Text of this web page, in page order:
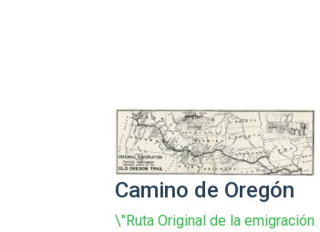
Camino de Oregón
\"Ruta Original de la emigración